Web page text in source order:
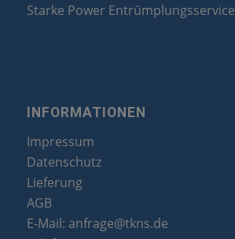
Starke Power Entrümplungsservice
INFORMATIONEN
Impressum
Datenschutz
Lieferung
AGB
E-Mail: anfrage@tkns.de